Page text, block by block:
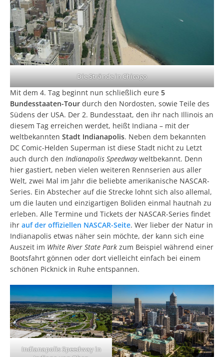
Die Strände in Chicago
Mit dem 4. Tag beginnt nun schließlich eure 5
Bundesstaaten-Tour durch den Nordosten, sowie Teile des
Südens der USA. Der 2. Bundesstaat, den ihr nach Illinois an
diesem Tag erreichen werdet, heißt Indiana – mit der
weltbekannten Stadt Indianapolis. Neben dem bekannten
DC Comic-Helden Superman ist diese Stadt nicht zu Letzt
auch durch den Indianapolis Speedwayweltbekannt. Denn
hier gastiert, neben vielen weiteren Rennserien aus aller
Welt, zwei Mal im Jahr die beliebte amerikanische NASCAR-
Series. Ein Abstecher auf die Strecke lohnt sich also allemal,
um die lauten und einzigartigen Boliden einmal hautnah zu
erleben. Alle Termine und Tickets der NASCAR-Series findet
ihr auf der offiziellen NASCAR-Seite. Wer lieber der Natur in
Indianapolis etwas näher sein möchte, der kann sich eine
Auszeit im White River State Park zum Beispiel während einer
Bootsfahrt gönnen oder dort vielleicht einfach bei einem
schönen Picknick in Ruhe entspannen.
Indianapolis Speedway in